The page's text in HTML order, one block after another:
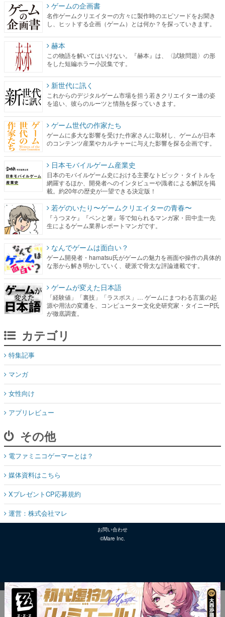
ゲームの企画書
名作ゲームクリエイターの方々に製作時のエピソードをお聞き
し、ヒットする企画（ゲーム）とは何か？を探っていきます。
赫本
この物語を解いてはいけない。『赫本』は、〈試験問題〉の形
をした短編ホラー小説集です。
新世代に訊く
これからのデジタルゲーム市場を担う若きクリエイター達の姿
を追い、彼らのルーツと情熱を探っていきます。
ゲーム世代の作家たち
ゲームに多大な影響を受けた作家さんに取材し、ゲームが日本
のコンテンツ産業やカルチャーに与えた影響を探る企画です。
日本モバイルゲーム産業史
日本のモバイルゲーム史における主要なトピック・タイトルを
網羅するほか、開発者へのインタビューや識者による解説を掲
載。約20年の歴史が一望できる決定版！
若ゲのいたり〜ゲームクリエイターの青春〜
『うつヌケ』『ペンと箸』等で知られるマンガ家・田中圭一先
生によるゲーム業界レポートマンガです。
なんでゲームは面白い？
ゲーム開発者・hamatsu氏がゲームの魅力を画面や操作の具体的
な形から解き明かしていく、硬派で骨太な評論連載です。
ゲームが変えた日本語
「経験値」「裏技」「ラスボス」… ゲームにまつわる言葉の起
源や用法の変遷を、コンピューター文化史研究家・タイニーP氏
が徹底調査。
カテゴリ
特集記事
マンガ
女性向け
アプリレビュー
その他
電ファミニコゲーマーとは？
媒体資料はこちら
XプレゼントCP応募規約
運営：株式会社マレ
お問い合わせ
©Mare Inc.